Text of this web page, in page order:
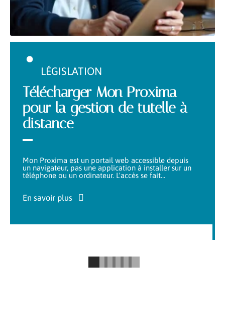
LÉGISLATION
Télécharger Mon Proxima
pour la gestion de tutelle à
distance
Mon Proxima est un portail web accessible depuis
un navigateur, pas une application à installer sur un
téléphone ou un ordinateur. L'accès se fait…
En savoir plus